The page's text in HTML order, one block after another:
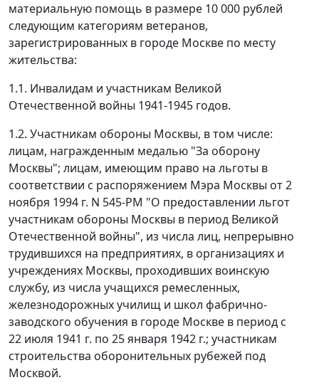
материальную помощь в размере 10 000 рублей
следующим категориям ветеранов,
зарегистрированных в городе Москве по месту
жительства:
1.1. Инвалидам и участникам Великой
Отечественной войны 1941-1945 годов.
1.2. Участникам обороны Москвы, в том числе:
лицам, награжденным медалью "За оборону
Москвы"; лицам, имеющим право на льготы в
соответствии с распоряжением Мэра Москвы от 2
ноября 1994 г. N 545-РМ "О предоставлении льгот
участникам обороны Москвы в период Великой
Отечественной войны", из числа лиц, непрерывно
трудившихся на предприятиях, в организациях и
учреждениях Москвы, проходивших воинскую
службу, из числа учащихся ремесленных,
железнодорожных училищ и школ фабрично-
заводского обучения в городе Москве в период с
22 июля 1941 г. по 25 января 1942 г.; участникам
строительства оборонительных рубежей под
Москвой.